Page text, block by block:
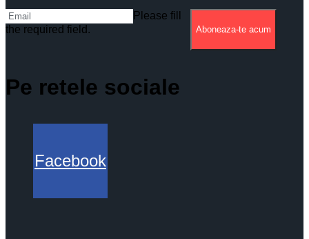
Please fill
the required field.
Aboneaza-te acum
Pe retele sociale
Facebook